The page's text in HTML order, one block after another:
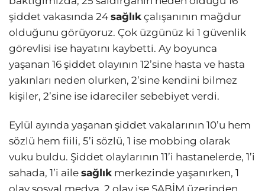
şiddet vakasında 24 sağlık çalışanının mağdur
olduğunu görüyoruz. Çok üzgünüz ki 1 güvenlik
görevlisi ise hayatını kaybetti. Ay boyunca
yaşanan 16 şiddet olayının 12’sine hasta ve hasta
yakınları neden olurken, 2’sine kendini bilmez
kişiler, 2’sine ise idareciler sebebiyet verdi.
Eylül ayında yaşanan şiddet vakalarının 10’u hem
sözlü hem fiili, 5’i sözlü, 1 ise mobbing olarak
vuku buldu. Şiddet olaylarının 11’i hastanelerde, 1’i
sahada, 1’i aile sağlık merkezinde yaşanırken, 1